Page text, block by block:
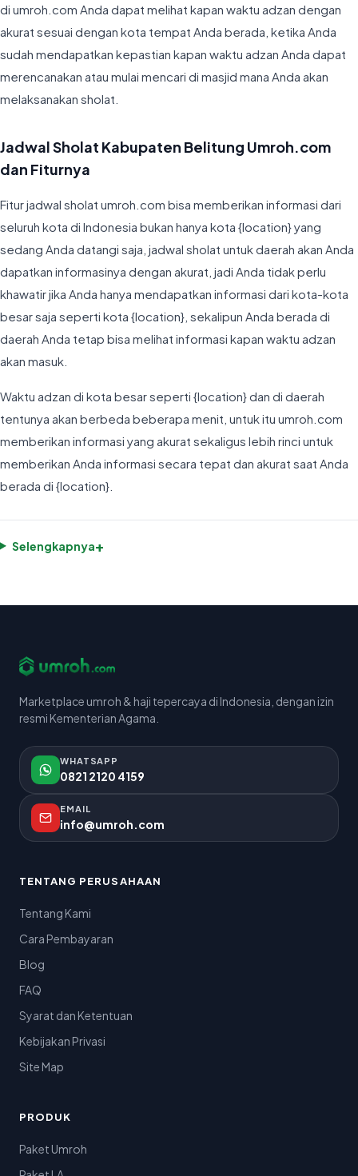
di umroh.com Anda dapat melihat kapan waktu adzan dengan
akurat sesuai dengan kota tempat Anda berada, ketika Anda
sudah mendapatkan kepastian kapan waktu adzan Anda dapat
merencanakan atau mulai mencari di masjid mana Anda akan
melaksanakan sholat.
Jadwal Sholat Kabupaten Belitung Umroh.com
dan Fiturnya
Fitur jadwal sholat umroh.com bisa memberikan informasi dari
seluruh kota di Indonesia bukan hanya kota {location} yang
sedang Anda datangi saja, jadwal sholat untuk daerah akan Anda
dapatkan informasinya dengan akurat, jadi Anda tidak perlu
khawatir jika Anda hanya mendapatkan informasi dari kota-kota
besar saja seperti kota {location}, sekalipun Anda berada di
daerah Anda tetap bisa melihat informasi kapan waktu adzan
akan masuk.
Waktu adzan di kota besar seperti {location} dan di daerah
tentunya akan berbeda beberapa menit, untuk itu umroh.com
memberikan informasi yang akurat sekaligus lebih rinci untuk
memberikan Anda informasi secara tepat dan akurat saat Anda
berada di {location}.
Selengkapnya+
Marketplace umroh & haji tepercaya di Indonesia, dengan izin
resmi Kementerian Agama.
WHATSAPP
0821 2120 4159
EMAIL
info@umroh.com
TENTANG PERUSAHAAN
Tentang Kami
Cara Pembayaran
Blog
FAQ
Syarat dan Ketentuan
Kebijakan Privasi
Site Map
PRODUK
Paket Umroh